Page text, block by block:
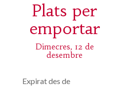
Plats per
emportar
Dimecres, 12 de
desembre
Expirat des de